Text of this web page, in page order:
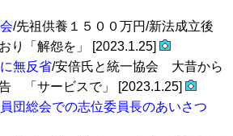
/先祖供養１５００万円/新法成立後
り「解怨を」 [2023.1.25]
無反省/安倍氏と統一協会 大昔から
「サービスで」 [2023.1.25]
団総会での志位委員長のあいさつ